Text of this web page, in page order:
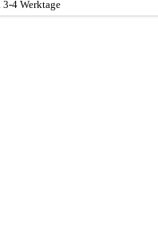
4 Werktage